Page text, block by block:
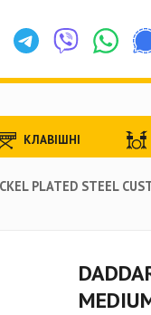
PLATED STEEL
КЛАВІШНІ